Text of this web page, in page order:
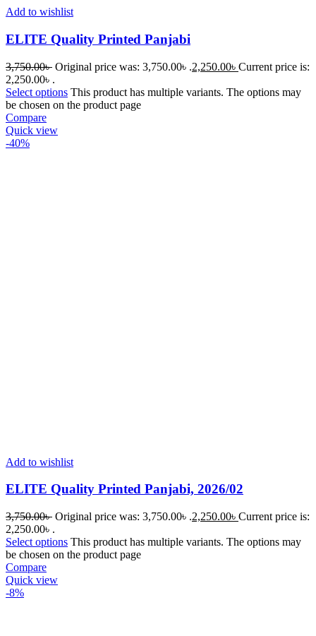
Add to wishlist
ELITE Quality Printed Panjabi
3,750.00৳ Original price was: 3,750.00৳ .2,250.00৳ Current price is:
2,250.00৳ .
Select options This product has multiple variants. The options may
be chosen on the product page
Compare
Quick view
-40%
Add to wishlist
ELITE Quality Printed Panjabi, 2026/02
3,750.00৳ Original price was: 3,750.00৳ .2,250.00৳ Current price is:
2,250.00৳ .
Select options This product has multiple variants. The options may
be chosen on the product page
Compare
Quick view
-8%